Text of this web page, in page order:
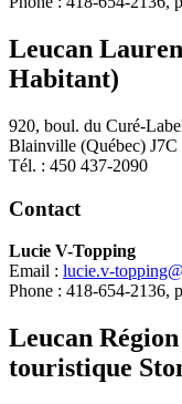
Leucan
Habitant)
920, boul. du Curé-
Blainville (Québec) J7C
Tél. : 450 437-2090
Contact
Lucie V-Topping
Email : lucie.v-
Phone : 418-654-2136,
Leucan
touristique